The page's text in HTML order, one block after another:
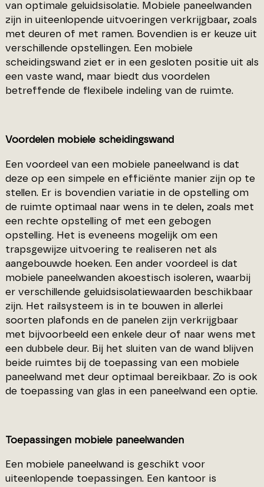
van optimale geluidsisolatie. Mobiele paneelwanden
zijn in uiteenlopende uitvoeringen verkrijgbaar, zoals
met deuren of met ramen. Bovendien is er keuze uit
verschillende opstellingen. Een mobiele
scheidingswand ziet er in een gesloten positie uit als
een vaste wand, maar biedt dus voordelen
betreffende de flexibele indeling van de ruimte.
Voordelen mobiele scheidingswand
Een voordeel van een mobiele paneelwand is dat
deze op een simpele en efficiënte manier zijn op te
stellen. Er is bovendien variatie in de opstelling om
de ruimte optimaal naar wens in te delen, zoals met
een rechte opstelling of met een gebogen
opstelling. Het is eveneens mogelijk om een
trapsgewijze uitvoering te realiseren net als
aangebouwde hoeken. Een ander voordeel is dat
mobiele paneelwanden akoestisch isoleren, waarbij
er verschillende geluidsisolatiewaarden beschikbaar
zijn. Het railsysteem is in te bouwen in allerlei
soorten plafonds en de panelen zijn verkrijgbaar
met bijvoorbeeld een enkele deur of naar wens met
een dubbele deur. Bij het sluiten van de wand blijven
beide ruimtes bij de toepassing van een mobiele
paneelwand met deur optimaal bereikbaar. Zo is ook
de toepassing van glas in een paneelwand een optie.
Toepassingen mobiele paneelwanden
Een mobiele paneelwand is geschikt voor
uiteenlopende toepassingen. Een kantoor is